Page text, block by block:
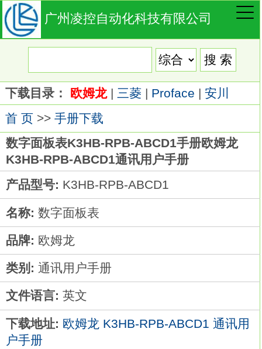
广州凌控自动化科技有限公司
下载目录： 欧姆龙| 三菱| Proface | 安川
首 页>> 手册下载
数字面板表K3HB-RPB-ABCD1手册欧姆龙
K3HB-RPB-ABCD1通讯用户手册
产品型号: K3HB-RPB-ABCD1
名称: 数字面板表
品牌: 欧姆龙
类别: 通讯用户手册
文件语言: 英文
下载地址: 欧姆龙 K3HB-RPB-ABCD1 通讯用
户手册